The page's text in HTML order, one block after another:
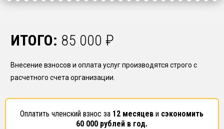
ИТОГО: 85 000 ₽
Внесение взносов и оплата услуг производятся строго с
расчетного счета организации.
Оплатить членский взнос за 12 месяцев и сэкономить
60 000 рублей в год.